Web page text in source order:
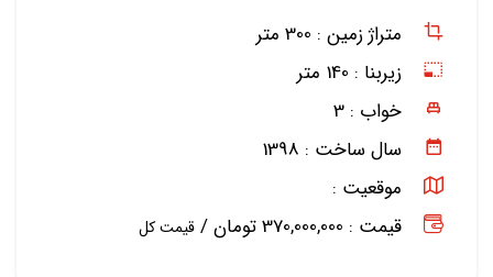
متراژ زمین : 300 متر
زیربنا : 140 متر
خواب : 3
سال ساخت : 1398
موقعیت :
قیمت : 370,000,000 تومان /
قیمت کل